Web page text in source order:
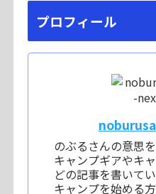
プロフィール
のぶるさんの意思
キャンプギアやキ
どの記事を書いて
キャンプを始める